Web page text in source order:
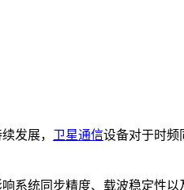
发展， 卫星通信设备对于时频
系统同步精度、载波稳定性